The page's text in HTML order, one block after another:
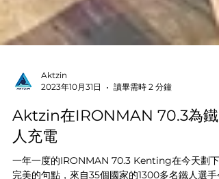
2023年10月31日
讀畢需時 2 分鐘
Aktzin在IRONMAN 70.3為鐵
人充電